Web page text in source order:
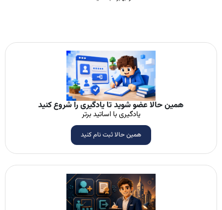
همین حالا عضو شوید تا یادگیری را شروع کنید
یادگیری با اساتید برتر
همین حالا ثبت نام کنید